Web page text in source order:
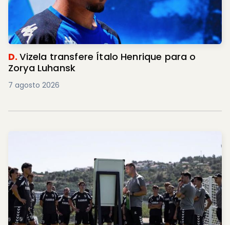
D.Vizela transfere Ítalo Henrique para o
Zorya Luhansk
7 agosto 2026